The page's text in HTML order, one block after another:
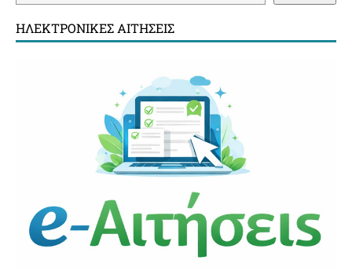
ΗΛΕΚΤΡΟΝΙΚΈΣ ΑΙΤΉΣΕΙΣ